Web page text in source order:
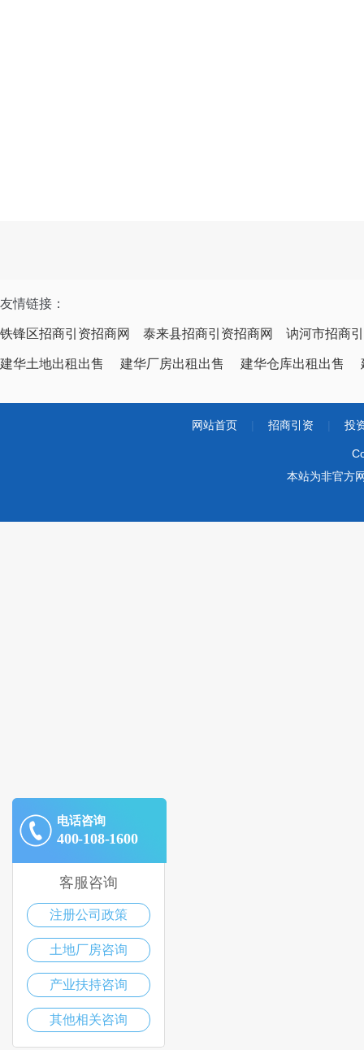
友情链接：
铁锋区招商引资招商网 泰来县招商引资招商网 讷河市招商
建华土地出租出售 建华厂房出租出售 建华仓库出租出售
网站首页 招商引资 投
本站为非官方
电话咨询
400-108-1600
客服咨询
注册公司政策
土地厂房咨询
产业扶持咨询
其他相关咨询